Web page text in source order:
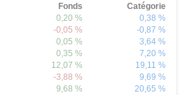
Fonds
Catégorie
0,20 %
0,38 %
-0,05 %
-0,87 %
0,05 %
3,64 %
0,35 %
7,20 %
12,07 %
19,11 %
-3,88 %
9,69 %
9,68 %
20,65 %